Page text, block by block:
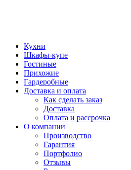
Кухни
Шкафы-купе
Гостиные
Прихожие
Гардеробные
Доставка и оплата
Как сделать заказ
Доставка
Оплата и рассрочка
О компании
Производство
Гарантия
Портфолио
Отзывы